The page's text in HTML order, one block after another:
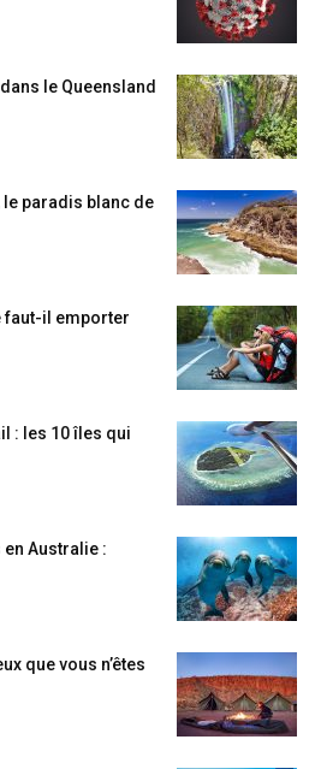
le Queensland
paradis blanc de
faut-il emporter
: les 10 îles qui
Australie :
que vous n’êtes